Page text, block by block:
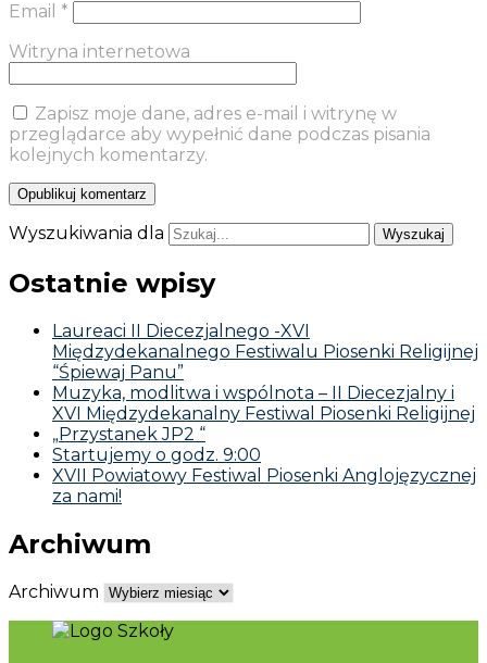
Email *
Witryna internetowa
Zapisz moje dane, adres e-mail i witrynę w
przeglądarce aby wypełnić dane podczas pisania
kolejnych komentarzy.
Wyszukiwania dla
Ostatnie wpisy
Laureaci II Diecezjalnego -XVI
Międzydekanalnego Festiwalu Piosenki Religijnej
“Śpiewaj Panu”
Muzyka, modlitwa i wspólnota – II Diecezjalny i
XVI Międzydekanalny Festiwal Piosenki Religijnej
„Przystanek JP2 “
Startujemy o godz. 9:00
XVII Powiatowy Festiwal Piosenki Anglojęzycznej
za nami!
Archiwum
Archiwum